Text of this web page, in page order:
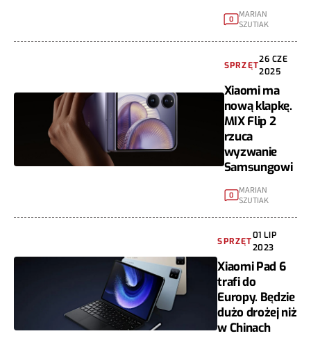
0
MARIAN
SZUTIAK
SPRZĘT
26 CZE
2025
Xiaomi ma
nową klapkę.
MIX Flip 2
rzuca
wyzwanie
Samsungowi
0
MARIAN
SZUTIAK
SPRZĘT
01 LIP
2023
Xiaomi Pad 6
trafi do
Europy. Będzie
dużo drożej niż
w Chinach